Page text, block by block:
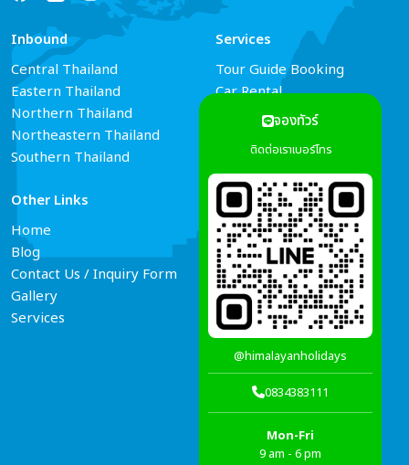
จองทัวร์
ติดต่อเราเบอร์โทร
@himalayanholidays
0834383111
Mon-Fri
9 am - 6 pm
Inbound
Central Thailand
Eastern Thailand
Northern Thailand
Northeastern Thailand
Southern Thailand
Services
Tour Guide Booking
Car Rental
Hotel Reservations
Other Links
Home
Blog
Contact Us / Inquiry Form
Gallery
Services
Connect Us